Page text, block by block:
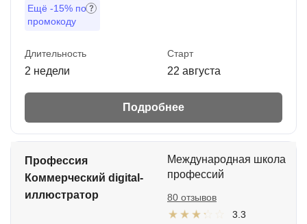
Ещё -15% по
промокоду
Длительность
2 недели
Старт
22 августа
Подробнее
Профессия
Коммерческий digital-
иллюстратор
Международная школа
профессий
3.3
80 отзывов